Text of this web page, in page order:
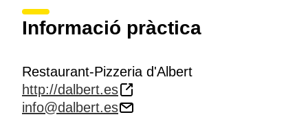
Informació pràctica
Restaurant-Pizzeria d'Albert
http://dalbert.es
info@dalbert.es